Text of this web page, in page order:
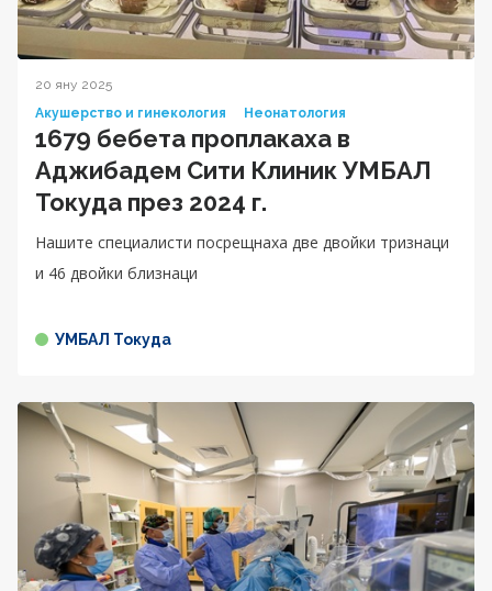
20 яну 2025
Акушерство и гинекология
Неонатология
1679 бебета проплакаха в
Аджибадем Сити Клиник УМБАЛ
Токуда през 2024 г.
Нашите специалисти посрещнаха две двойки тризнаци
и 46 двойки близнаци
УМБАЛ Токуда